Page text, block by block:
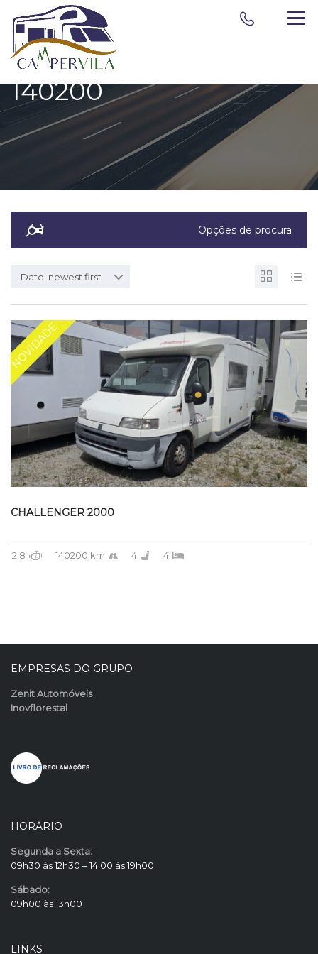
140200
Opções de procura
Date: newest first
NOVIDADE
CHALLENGER 2000
2.8 140200 km 4 4
EMPRESAS DO GRUPO
Zenit Automóveis
Inovflorestal
HORÁRIO
Segunda a Sexta:
09h30 às 12h30 – 14:00 às 19h00
Sábado:
09h00 às 13h00
LINKS